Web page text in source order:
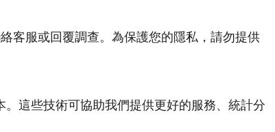
客服或回覆調查。為保護您的隱私，請勿提供
這些技術可協助我們提供更好的服務、統計分